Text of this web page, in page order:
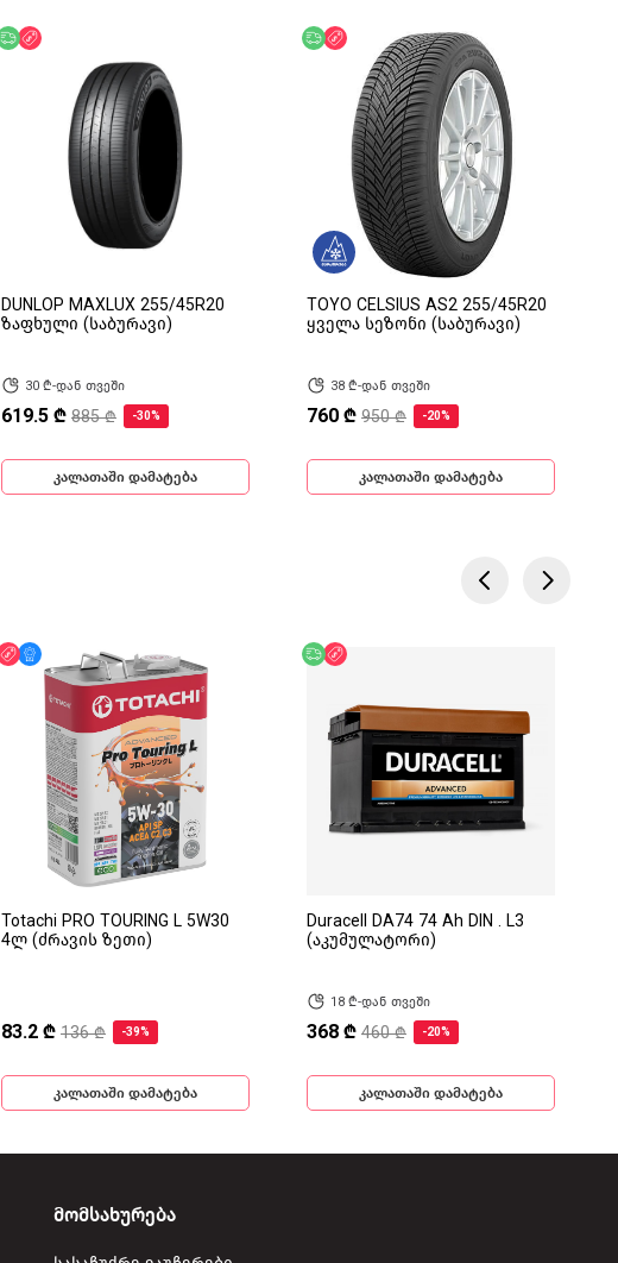
უფასო მიწოდება
DUNLOP MAXLUX 255/45R20
ზაფხული (საბურავი)
30 ₾-დან თვეში
619.5 ₾ 885 ₾ -30%
კალათაში დამატება
უფასო მიწოდება
ფასდაკლება
TOYO CELSIUS AS2 255/45R20
ყველა სეზონი (საბურავი)
38 ₾-დან თვეში
760 ₾ 950 ₾ -20%
კალათაში დამატება
ფასდაკლება
მხოლოდ ონლაინ
Totachi PRO TOURING L 5W30
4ლ (ძრავის ზეთი)
83.2 ₾ 136 ₾ -39%
კალათაში დამატება
უფასო მიწოდება
Duracell DA74 74 Ah DIN . L3
(აკუმულატორი)
18 ₾-დან თვეში
368 ₾ 460 ₾ -20%
კალათაში დამატება
მომსახურება